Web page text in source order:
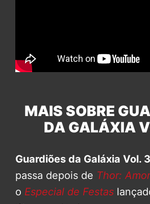
MAIS SOBRE
DA GALÁXIA
Guardiões da Galáxia Vol. 3
passa depois de Thor:
o Especial de Festas